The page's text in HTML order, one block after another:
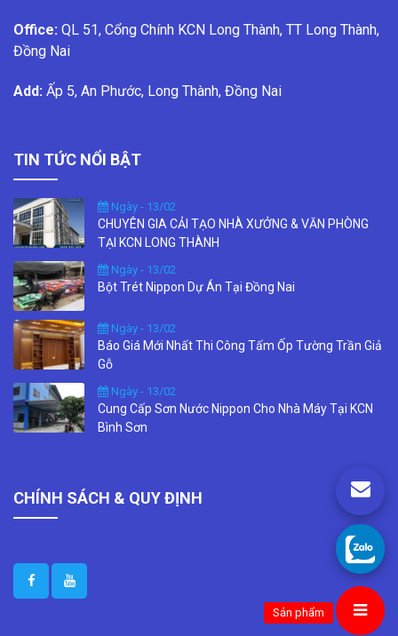
Office: QL 51, Cổng Chính KCN Long Thành, TT Long Thành,
Đồng Nai
Add: Ấp 5, An Phước, Long Thành, Đồng Nai
TIN TỨC NỔI BẬT
Ngày - 13/02
CHUYÊN GIA CẢI TẠO NHÀ XƯỞNG & VĂN PHÒNG
TẠI KCN LONG THÀNH
Ngày - 13/02
Bột Trét Nippon Dự Án Tại Đồng Nai
Ngày - 13/02
Báo Giá Mới Nhất Thi Công Tấm Ốp Tường Trần Giả
Gỗ
Ngày - 13/02
Cung Cấp Sơn Nước Nippon Cho Nhà Máy Tại KCN
Bình Sơn
CHÍNH SÁCH & QUY ĐỊNH
Sản phẩm